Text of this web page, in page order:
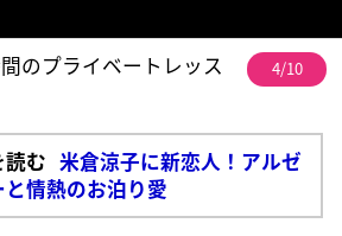
のプライベートレッス
4/10
む 米倉涼子に新恋人！アルゼ
情熱のお泊り愛